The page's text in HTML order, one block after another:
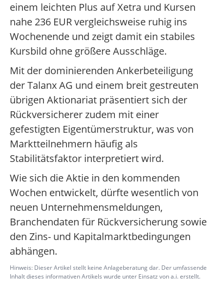
einem leichten Plus auf Xetra und Kursen
nahe 236 EUR vergleichsweise ruhig ins
Wochenende und zeigt damit ein stabiles
Kursbild ohne größere Ausschläge.
Mit der dominierenden Ankerbeteiligung
der Talanx AG und einem breit gestreuten
übrigen Aktionariat präsentiert sich der
Rückversicherer zudem mit einer
gefestigten Eigentümerstruktur, was von
Marktteilnehmern häufig als
Stabilitätsfaktor interpretiert wird.
Wie sich die Aktie in den kommenden
Wochen entwickelt, dürfte wesentlich von
neuen Unternehmensmeldungen,
Branchendaten für Rückversicherung sowie
den Zins- und Kapitalmarktbedingungen
abhängen.
Hinweis: Dieser Artikel stellt keine Anlageberatung dar. Der umfassende
Inhalt dieses informativen Artikels wurde unter Einsatz von a.i. erstellt.